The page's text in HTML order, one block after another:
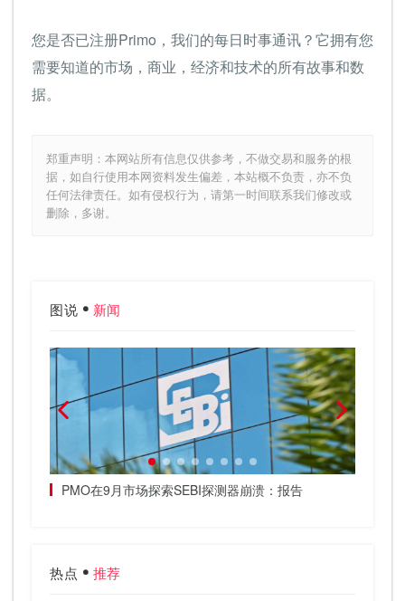
您是否已注册Primo，我们的每日时事通讯？它拥有您
需要知道的市场，商业，经济和技术的所有故事和数
据。
郑重声明：本网站所有信息仅供参考，不做交易和服务的根
据，如自行使用本网资料发生偏差，本站概不负责，亦不负
任何法律责任。如有侵权行为，请第一时间联系我们修改或
删除，多谢。
图说 新闻
PMO在9月市场探索SEBI探测器崩溃：报告
热点 推荐